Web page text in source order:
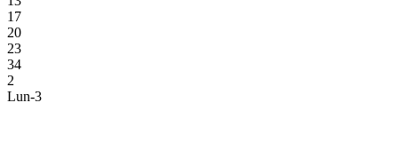
17
20
23
34
2
Lun-3